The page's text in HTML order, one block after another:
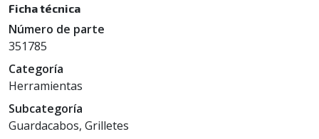
Ficha técnica
Número de parte
351785
Categoría
Herramientas
Subcategoría
Guardacabos, Grilletes